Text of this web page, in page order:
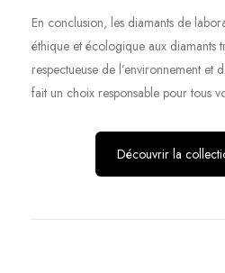
En conclusion, les diamants de
éthique et écologique aux diamants
respectueuse de l’environnement et
fait un choix responsable pour tous
Découvrir la